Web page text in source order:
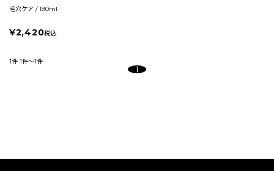
毛穴ケア / 180ml
¥2,420税込
1件 1件～1件
1